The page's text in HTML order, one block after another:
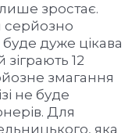
зростає.
серйозно
дуже цікава
зіграють 12
змагання
не буде
Для
яка